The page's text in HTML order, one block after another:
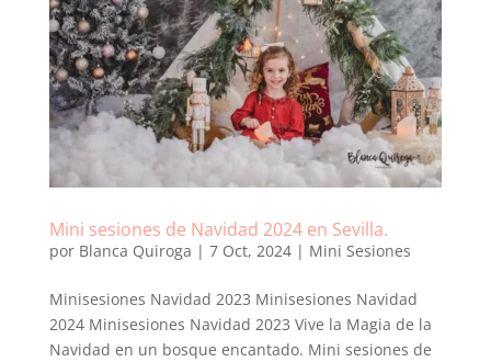
Mini sesiones de Navidad 2024 en Sevilla.
por Blanca Quiroga | 7 Oct, 2024| Mini Sesiones
Minisesiones Navidad 2023 Minisesiones Navidad
2024 Minisesiones Navidad 2023 Vive la Magia de la
Navidad en un bosque encantado. Mini sesiones de